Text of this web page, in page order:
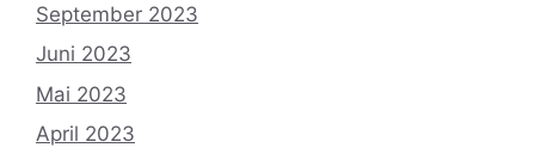
September 2023
Juni 2023
Mai 2023
April 2023